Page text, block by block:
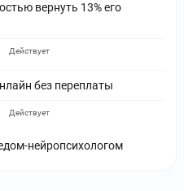
вернуть 13% его
без переплаты
Действует
нейропсихологом
Действует